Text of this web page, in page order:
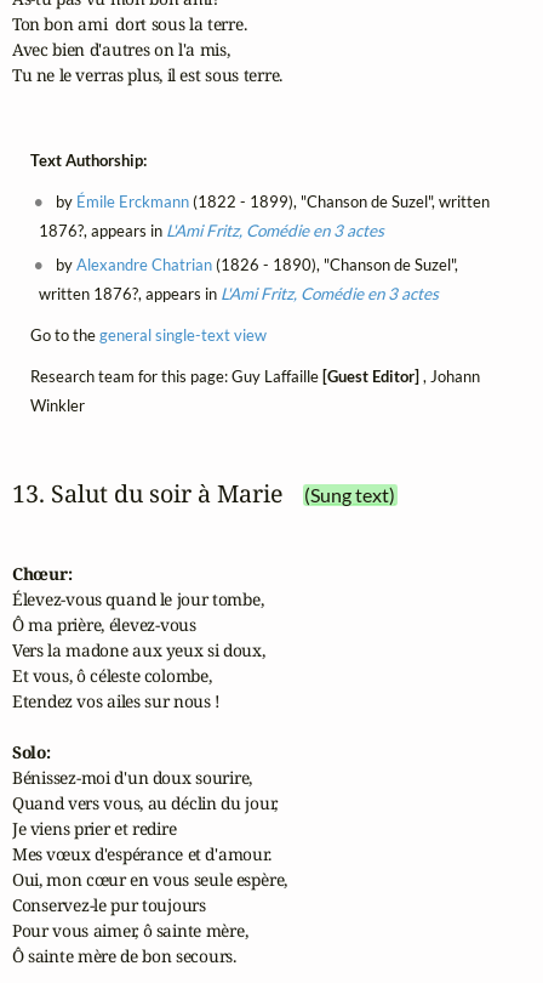
Ton bon ami  dort sous la terre.
Avec bien d'autres on l'a mis,
Tu ne le verras plus, il est sous terre.
Text Authorship:
by Émile Erckmann(1822 - 1899), "Chanson de Suzel", written
1876?, appears in L'Ami Fritz, Comédie en 3 actes
byAlexandre Chatrian(1826 - 1890), "Chanson de Suzel",
written 1876?, appears in L'Ami Fritz, Comédie en 3 actes
Go to thegeneral single-text view
Research team for this page: Guy Laffaille [Guest Editor] , Johann
Winkler
13. Salut du soir à Marie (Sung text)
Chœur:
Élevez-vous quand le jour tombe,
Ô ma prière, élevez-vous
Vers la madone aux yeux si doux,
Et vous, ô céleste colombe,
Etendez vos ailes sur nous !
Solo:
Bénissez-moi d'un doux sourire,
Quand vers vous, au déclin du jour,
Je viens prier et redire
Mes vœux d'espérance et d'amour.
Oui, mon cœur en vous seule espère,
Conservez-le pur toujours
Pour vous aimer, ô sainte mère,
Ô sainte mère de bon secours.